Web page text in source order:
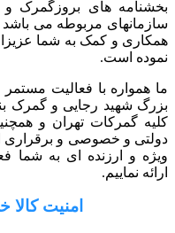
بخشنامه های بروزگمرک
سازمانهای مربوطه می باشد
همکاری و کمک به شما
نموده است.
ما همواره با فعالیت
بزرگ شهید رجایی و گمرک
کلیه گمرکات تهران و
دولتی و خصوصی و برقراری
ویژه و ارزنده ای به شما
ارائه نماییم.
امنیت